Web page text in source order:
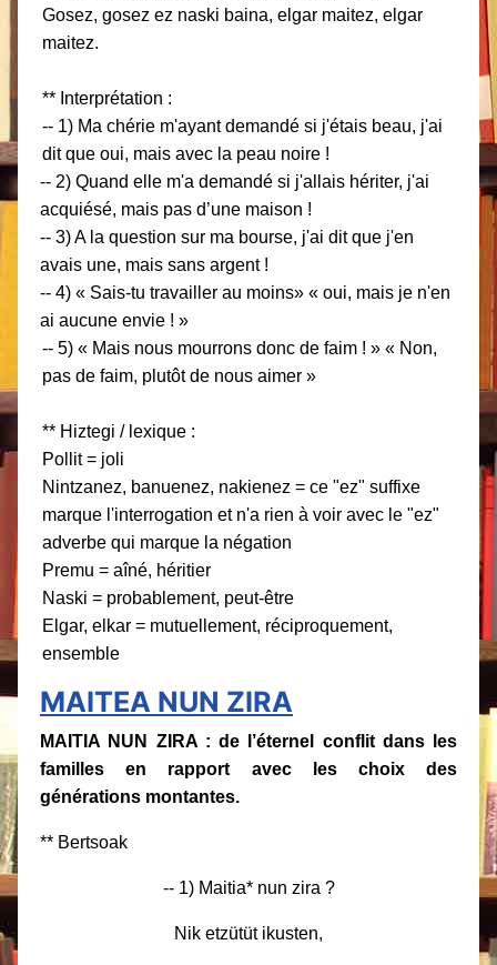
Gosez, gosez ez naski baina, elgar maitez, elgar
maitez.
** Interprétation :
-- 1) Ma chérie m'ayant demandé si j'étais beau, j'ai
dit que oui, mais avec la peau noire !
-- 2) Quand elle m'a demandé si j'allais hériter, j'ai
acquiésé, mais pas d’une maison !
-- 3) A la question sur ma bourse, j'ai dit que j'en
avais une, mais sans argent !
-- 4) « Sais-tu travailler au moins» « oui, mais je n'en
ai aucune envie ! »
-- 5) « Mais nous mourrons donc de faim ! » « Non,
pas de faim, plutôt de nous aimer »
** Hiztegi / lexique :
Pollit = joli
Nintzanez, banuenez, nakienez = ce "ez" suffixe
marque l'interrogation et n'a rien à voir avec le "ez"
adverbe qui marque la négation
Premu = aîné, héritier
Naski = probablement, peut-être
Elgar, elkar = mutuellement, réciproquement,
ensemble
MAITEA NUN ZIRA
MAITIA NUN ZIRA : de l’éternel conflit dans les
familles en rapport avec les choix des
générations montantes.
** Bertsoak
-- 1) Maitia* nun zira ?
Nik etzütüt ikusten,